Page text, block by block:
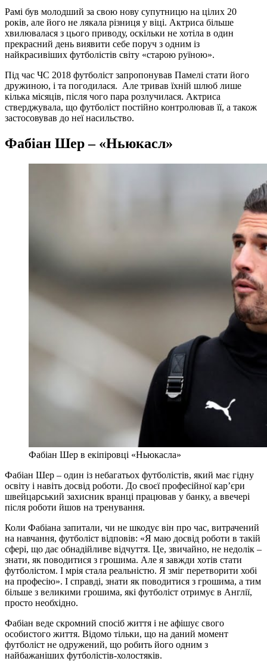
Рамі був молодший за свою нову супутницю на цілих 20
років, але його не лякала різниця у віці. Актриса більше
хвилювалася з цього приводу, оскільки не хотіла в один
прекрасний день виявити себе поруч з одним із
найкрасивіших футболістів світу «старою руїною».
Під час ЧС 2018 футболіст запропонував Памелі стати його
дружиною, і та погодилася. Але тривав їхній шлюб лише
кілька місяців, після чого пара розлучилася. Актриса
стверджувала, що футболіст постійно контролював її, а також
застосовував до неї насильство.
Фабіан Шер – «Ньюкасл»
Фабіан Шер в екіпіровці «Ньюкасла»
Фабіан Шер – один із небагатьох футболістів, який має гідну
освіту і навіть досвід роботи. До своєї професійної кар’єри
швейцарський захисник вранці працював у банку, а ввечері
після роботи йшов на тренування.
Коли Фабіана запитали, чи не шкодує він про час, витрачений
на навчання, футболіст відповів: «Я маю досвід роботи в такій
сфері, що дає обнадійливе відчуття. Це, звичайно, не недолік –
знати, як поводитися з грошима. Але я завжди хотів стати
футболістом. І мрія стала реальністю. Я зміг перетворити хобі
на професію». І справді, знати як поводитися з грошима, а тим
більше з великими грошима, які футболіст отримує в Англії,
просто необхідно.
Фабіан веде скромний спосіб життя і не афішує свого
особистого життя. Відомо тільки, що на даний момент
футболіст не одружений, що робить його одним з
найбажаніших футболістів-холостяків.